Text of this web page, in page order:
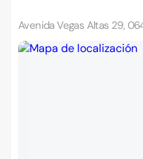
Avenida Vegas Altas 29,